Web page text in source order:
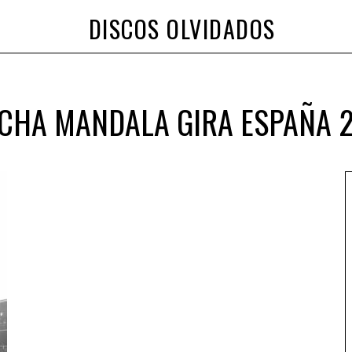
DISCOS OLVIDADOS
MANDALA GIRA ESPAÑA